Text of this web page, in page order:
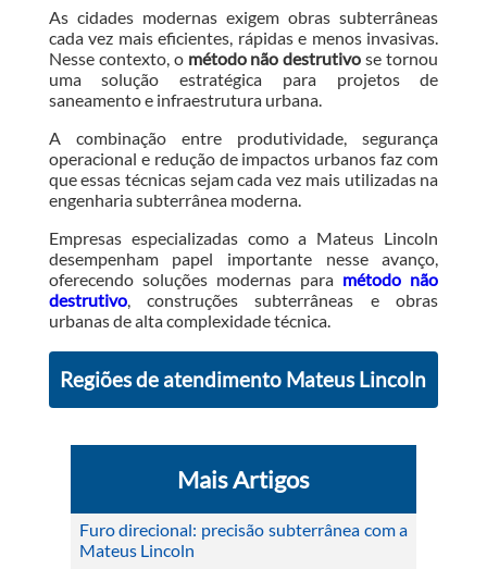
As cidades modernas exigem obras subterrâneas
cada vez mais eficientes, rápidas e menos invasivas.
Nesse contexto, o método não destrutivo se tornou
uma solução estratégica para projetos de
saneamento e infraestrutura urbana.
A combinação entre produtividade, segurança
operacional e redução de impactos urbanos faz com
que essas técnicas sejam cada vez mais utilizadas na
engenharia subterrânea moderna.
Empresas especializadas como a Mateus Lincoln
desempenham papel importante nesse avanço,
oferecendo soluções modernas para método não
destrutivo, construções subterrâneas e obras
urbanas de alta complexidade técnica.
Regiões de atendimento Mateus Lincoln
Mais Artigos
Furo direcional: precisão subterrânea com a
Mateus Lincoln